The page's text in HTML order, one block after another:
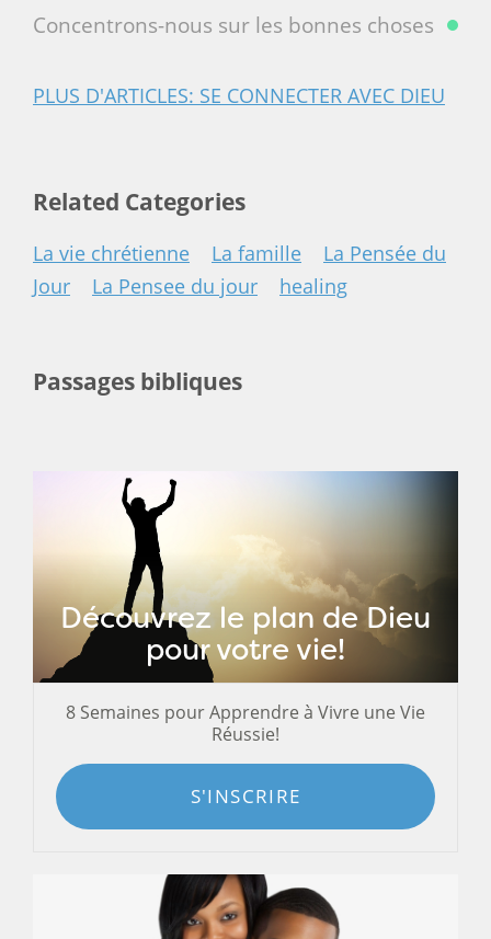
Concentrons-nous sur les bonnes choses
PLUS D'ARTICLES: SE CONNECTER AVEC DIEU
Related Categories
La vie chrétienne La famille
La Pensée du
Jour
La Pensee du jour healing
Passages bibliques
Découvrez le plan de Dieu
pour votre vie!
8 Semaines pour Apprendre à Vivre une Vie
Réussie!
S'INSCRIRE